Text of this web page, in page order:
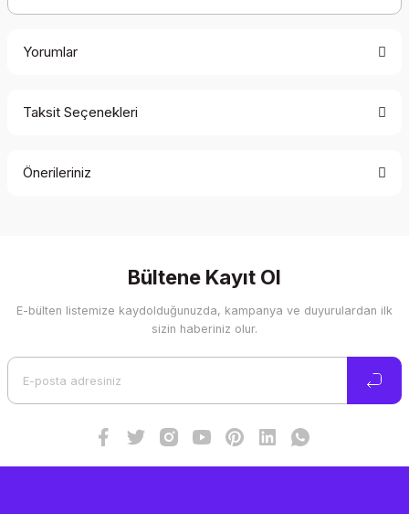
Yorumlar
Taksit Seçenekleri
Önerileriniz
Görüş ve önerileriniz için teşekkür ederiz.
Ürün resmi kalitesiz, bozuk veya görüntülenemiyor.
Bültene Kayıt Ol
E-bülten listemize kaydolduğunuzda, kampanya ve duyurulardan ilk
sizin haberiniz olur.